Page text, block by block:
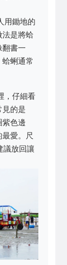
用鋤地的
法是將蛤
翻書一
蜊通常
，仔細看
見的是
紫色邊
愛。尺
議放回讓